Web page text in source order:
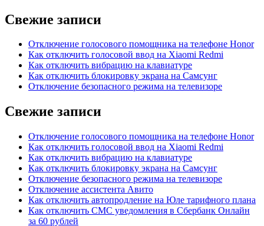
Свежие записи
Отключение голосового помощника на телефоне Honor
Как отключить голосовой ввод на Xiaomi Redmi
Как отключить вибрацию на клавиатуре
Как отключить блокировку экрана на Самсунг
Отключение безопасного режима на телевизоре
Свежие записи
Отключение голосового помощника на телефоне Honor
Как отключить голосовой ввод на Xiaomi Redmi
Как отключить вибрацию на клавиатуре
Как отключить блокировку экрана на Самсунг
Отключение безопасного режима на телевизоре
Отключение ассистента Авито
Как отключить автопродление на Юле тарифного плана
Как отключить СМС уведомления в Сбербанк Онлайн
за 60 рублей